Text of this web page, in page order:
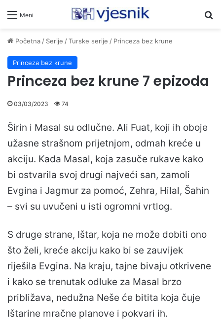
Meni
Početna/ Serije /Turske serije / Princeza bez krune
Princeza bez krune
Princeza bez krune 7 epizoda
03/03/2023 74
Širin i Masal su odlučne. Ali Fuat, koji ih oboje
užasne strašnom prijetnjom, odmah kreće u
akciju. Kada Masal, koja zasuče rukave kako
bi ostvarila svoj drugi najveći san, zamoli
Evgina i Jagmur za pomoć, Zehra, Hilal, Šahin
– svi su uvučeni u isti ogromni vrtlog.
S druge strane, Ištar, koja ne može dobiti ono
što želi, kreće akciju kako bi se zauvijek
riješila Evgina. Na kraju, tajne bivaju otkrivene
i kako se trenutak odluke za Masal brzo
približava, nedužna Neše će bitita koja čuje
Ištarine mračne planove i pokvari ih.